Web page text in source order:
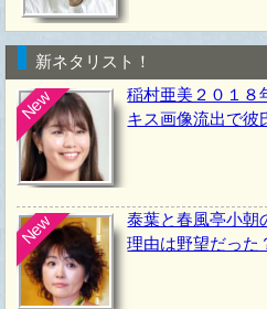
新ネタリスト！
New
稲村亜美２０１８
キス画像流出で彼
New
泰葉と春風亭小朝
理由は野望だった